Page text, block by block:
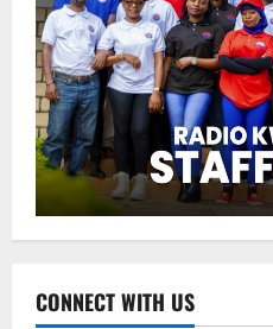
CONNECT WITH US